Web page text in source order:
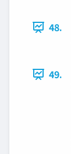
48.
49.